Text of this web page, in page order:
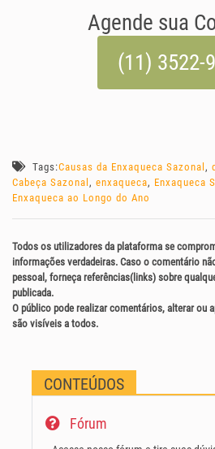
Agende sua
(11) 3522-
Tags:Causas da Enxaqueca Sazonal ,
Cabeça Sazonal , enxaqueca, Enxaqueca
Enxaqueca ao Longo do Ano
Todos os utilizadores da plataforma se
informações verdadeiras. Caso o comentário
pessoal, forneça referências(links) sobre
publicada.
O público pode realizar comentários, alterar ou
são visíveis a todos.
CONTEÚDOS
Fórum